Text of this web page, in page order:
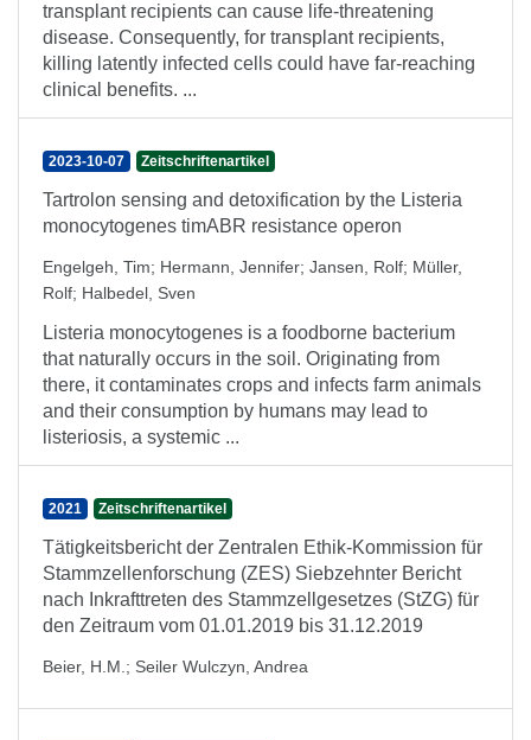
transplant recipients can cause life-threatening
disease. Consequently, for transplant recipients,
killing latently infected cells could have far-reaching
clinical benefits. ...
2023-10-07 Zeitschriftenartikel
Tartrolon sensing and detoxification by the Listeria
monocytogenes timABR resistance operon
Engelgeh, Tim; Hermann, Jennifer; Jansen, Rolf; Müller,
Rolf; Halbedel, Sven
Listeria monocytogenes is a foodborne bacterium
that naturally occurs in the soil. Originating from
there, it contaminates crops and infects farm animals
and their consumption by humans may lead to
listeriosis, a systemic ...
2021 Zeitschriftenartikel
Tätigkeitsbericht der Zentralen Ethik-Kommission für
Stammzellenforschung (ZES) Siebzehnter Bericht
nach Inkrafttreten des Stammzellgesetzes (StZG) für
den Zeitraum vom 01.01.2019 bis 31.12.2019
Beier, H.M. ; Seiler Wulczyn, Andrea